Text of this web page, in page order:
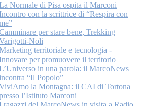
Normale di Pisa ospita il Marconi
con la scrittrice di “Respira con
per stare bene, Trekking
Noli
territoriale e tecnologia -
per promuovere il territorio
in una parola: il MarcoNews
incontra “Il Popolo”
la Montagna: il CAI di Tortona
l’Istituto Marconi